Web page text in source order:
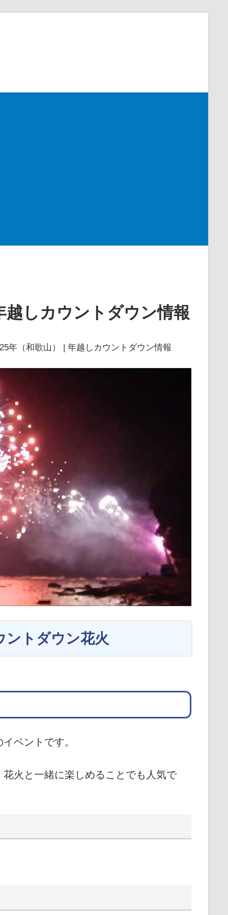
越しカウントダウン情報
年（和歌山） | 年越しカウントダウン情報
ントダウン花火
ベントです。
火と一緒に楽しめることでも人気で